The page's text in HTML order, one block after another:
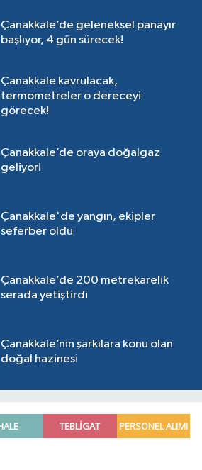
Çanakkale’de geleneksel panayır
başlıyor, 4 gün sürecek!
Çanakkale kavrulacak,
termometreler o dereceyi
görecek!
Çanakkale’de oraya doğalgaz
geliyor!
Çanakkale'de yangın, ekipler
seferber oldu
Çanakkale’de 200 metrekarelik
serada yetiştirdi
Çanakkale’nin şarkılara konu olan
doğal hazinesi